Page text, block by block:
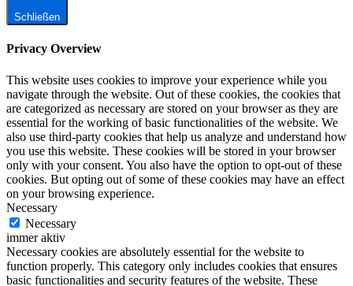
Schließen
Privacy Overview
This website uses cookies to improve your experience while you
navigate through the website. Out of these cookies, the cookies that
are categorized as necessary are stored on your browser as they are
essential for the working of basic functionalities of the website. We
also use third-party cookies that help us analyze and understand how
you use this website. These cookies will be stored in your browser
only with your consent. You also have the option to opt-out of these
cookies. But opting out of some of these cookies may have an effect
on your browsing experience.
Necessary
Necessary
immer aktiv
Necessary cookies are absolutely essential for the website to
function properly. This category only includes cookies that ensures
basic functionalities and security features of the website. These